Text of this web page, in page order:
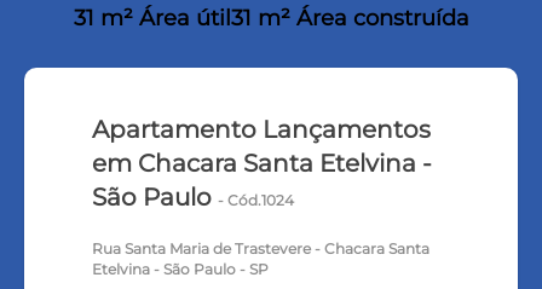
31 m² Área útil 31 m² Área construída
Apartamento Lançamentos
em Chacara Santa Etelvina -
São Paulo - Cód.1024
Rua Santa Maria de Trastevere - Chacara Santa
Etelvina - São Paulo - SP